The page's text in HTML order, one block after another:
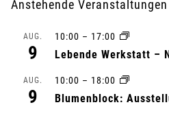
a
Anstehende Veranstaltungen
AUG.
9
10:00 – 17:00
Lebende Werkstatt –
AUG.
9
10:00 – 18:00
Blumenblock: